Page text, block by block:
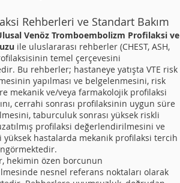
Rehberleri ve Standart Bakım
Venöz Tromboembolizm Profilaksi ve
ile uluslararası rehberler (CHEST, ASH,
temel çerçevesini
Bu rehberler; hastaneye yatışta VTE risk
yapılması ve belgelenmesini, risk
mekanik ve/veya farmakolojik profilaksi
cerrahi sonrası profilaksinin uygun süre
taburculuk sonrası yüksek riskli
profilaksi değerlendirilmesini ve
yüksek hastalarda mekanik profilaksi tercih
hekimin özen borcunun
nesnel referans noktaları olarak